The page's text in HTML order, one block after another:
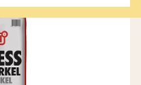
kg